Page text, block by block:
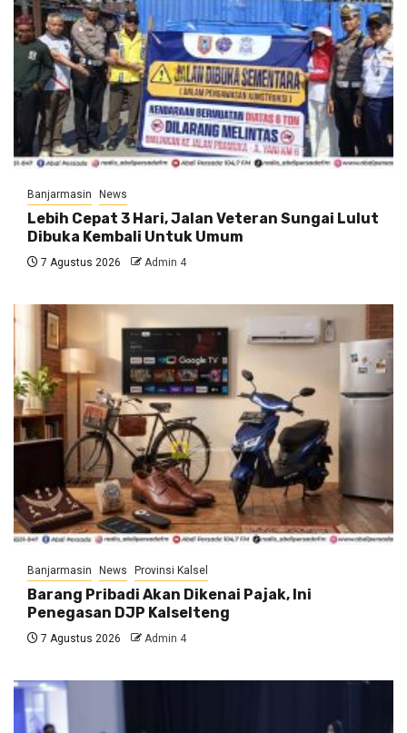
Banjarmasin News
Lebih Cepat 3 Hari, Jalan Veteran Sungai Lulut
Dibuka Kembali Untuk Umum
7 Agustus 2026 Admin 4
Banjarmasin News Provinsi Kalsel
Barang Pribadi Akan Dikenai Pajak, Ini
Penegasan DJP Kalselteng
7 Agustus 2026 Admin 4